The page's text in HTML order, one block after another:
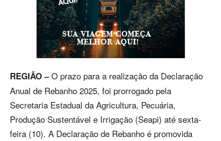
REGIÃO –O prazo para a realização da Declaração
Anual de Rebanho 2025, foi prorrogado pela
Secretaria Estadual da Agricultura, Pecuária,
Produção Sustentável e Irrigação (Seapi) até sexta-
feira (10). A Declaração de Rebanho é promovida